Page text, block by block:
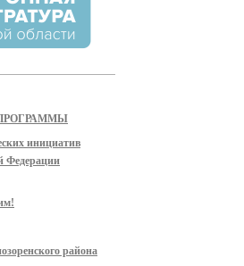
инициатив
Федерации
района